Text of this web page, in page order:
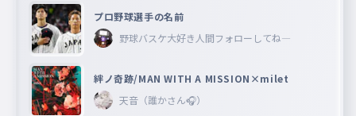
プロ野球選手の名前
野球バスケ大好き人間フォローしてね―
絆ノ奇跡/MAN WITH A MISSION×milet
天音（誰かさん🎧）